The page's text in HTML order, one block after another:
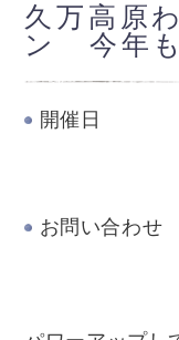
久万高原
ン 今年も
開催日
お問い合わせ